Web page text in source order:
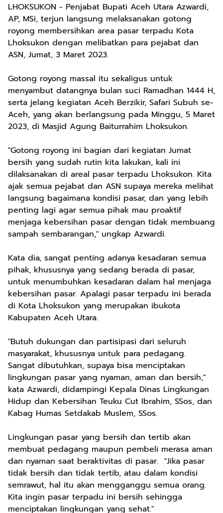
LHOKSUKON - Penjabat Bupati Aceh Utara Azwardi,
AP, MSi, terjun langsung melaksanakan gotong
royong membersihkan area pasar terpadu Kota
Lhoksukon dengan melibatkan para pejabat dan
ASN, Jumat, 3 Maret 2023.
Gotong royong massal itu sekaligus untuk
menyambut datangnya bulan suci Ramadhan 1444 H,
serta jelang kegiatan Aceh Berzikir, Safari Subuh se-
Aceh, yang akan berlangsung pada Minggu, 5 Maret
2023, di Masjid Agung Baiturrahim Lhoksukon.
"Gotong royong ini bagian dari kegiatan Jumat
bersih yang sudah rutin kita lakukan, kali ini
dilaksanakan di areal pasar terpadu Lhoksukon. Kita
ajak semua pejabat dan ASN supaya mereka melihat
langsung bagaimana kondisi pasar, dan yang lebih
penting lagi agar semua pihak mau proaktif
menjaga kebersihan pasar dengan tidak membuang
sampah sembarangan," ungkap Azwardi.
Kata dia, sangat penting adanya kesadaran semua
pihak, khususnya yang sedang berada di pasar,
untuk menumbuhkan kesadaran dalam hal menjaga
kebersihan pasar. Apalagi pasar terpadu ini berada
di Kota Lhoksukon yang merupakan ibukota
Kabupaten Aceh Utara.
"Butuh dukungan dan partisipasi dari seluruh
masyarakat, khususnya untuk para pedagang.
Sangat dibutuhkan, supaya bisa menciptakan
lingkungan pasar yang nyaman, aman dan bersih,"
kata Azwardi, didampingi Kepala Dinas Lingkungan
Hidup dan Kebersihan Teuku Cut Ibrahim, SSos, dan
Kabag Humas Setdakab Muslem, SSos.
Lingkungan pasar yang bersih dan tertib akan
membuat pedagang maupun pembeli merasa aman
dan nyaman saat beraktivitas di pasar. "Jika pasar
tidak bersih dan tidak tertib, atau dalam kondisi
semrawut, hal itu akan mengganggu semua orang.
Kita ingin pasar terpadu ini bersih sehingga
menciptakan lingkungan yang sehat."